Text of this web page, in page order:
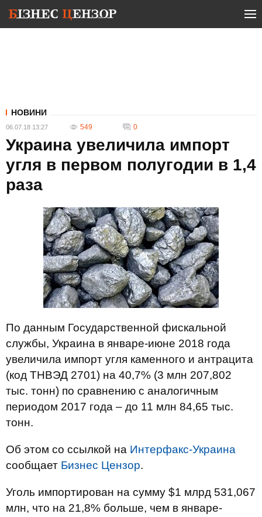
НОВИНИ
06.07.18 13:27 549 0
Украина увеличила импорт
угля в первом полугодии в 1,4
раза
По данным Государственной фискальной
службы, Украина в январе-июне 2018 года
увеличила импорт угля каменного и антрацита
(код ТНВЭД 2701) на 40,7% (3 млн 207,802
тыс. тонн) по сравнению с аналогичным
периодом 2017 года – до 11 млн 84,65 тыс.
тонн.
Об этом со ссылкой на Интерфакс-Украина
сообщает Бизнес Цензор.
Уголь импортирован на сумму $1 млрд 531,067
млн, что на 21,8% больше, чем в январе-